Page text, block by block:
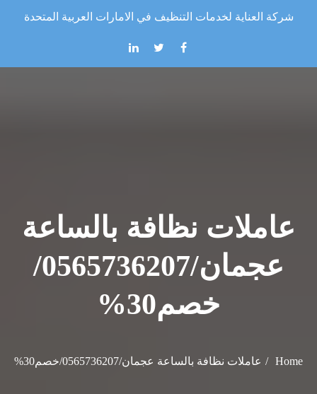
Skip to the content
شركة العناية لخدمات التنظيف في الامارات العربية المتحدة
عاملات نظافة بالساعة
عجمان/0565736207/
خصم30%
Home عاملات نظافة بالساعة عجمان/0565736207/خصم30%